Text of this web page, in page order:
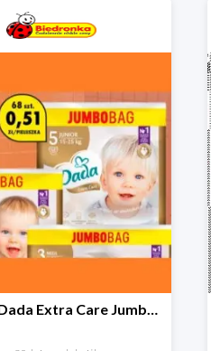
Pieluchy Dada Extra Care Jumbo Bag w super cenie